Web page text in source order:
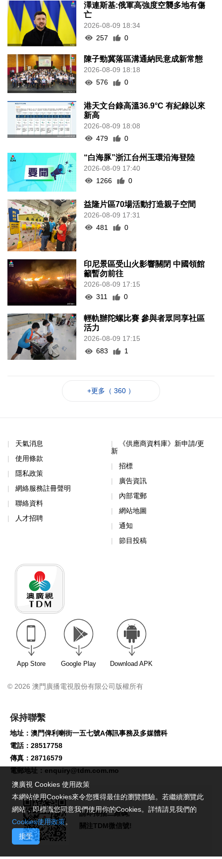
澤連斯基:俄軍高強度空襲多地有傷
亡
2026-08-09 18:34
257
0
陳子勁冀落區溝通納民意成新常態
2026-08-09 18:18
576
0
港天文台錄高溫36.9°C 有紀錄以來
新高
2026-08-09 18:08
479
0
“白海豚”浙江台州玉環沿海登陸
2026-08-09 17:40
1266
0
益隆片區70場活動打造親子空間
2026-08-09 17:31
481
0
印尼景區受山火影響關閉 中國領館
籲暫勿前往
2026-08-09 17:15
311
0
輕軌辦陀螺比賽 參與者眾同享社區
活力
2026-08-09 17:15
683
1
+更多（ 360 ）
天氣消息
使用條款
隱私政策
網絡服務註冊聲明
聯絡資料
人才招聘
《供應商資料庫》新申請/更
新
招標
廣告資訊
內部電郵
網站地圖
通知
節目投稿
App Store Google Play Download APK
© 2026 澳門廣播電視股份有限公司版權所有
保持聯繫
地址：澳門俾利喇街一五七號A傳訊事務及多媒體科
電話：28517758
傳真：28716579
電郵地址： enquiry@tdm.com.mo
請即掃描二維碼,
關注TDM微信號!
澳廣視 Cookies 使用政策
本網站使用Cookies來令您獲得最佳的瀏覽體驗。若繼續瀏覽此
網站，即標識您同意我們使用你的Cookies。詳情請見我們的
Cookies使用政策。
接受